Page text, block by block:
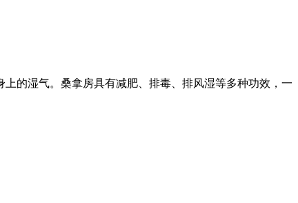
的湿气。桑拿房具有减肥、排毒、排风湿等多种功效，一